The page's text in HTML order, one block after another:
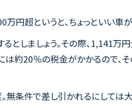
円超というと、ちょっといい車
としましょう。その際、1,141万
は約20％の税金がかかるので、
条件で差し引かれるにしては大